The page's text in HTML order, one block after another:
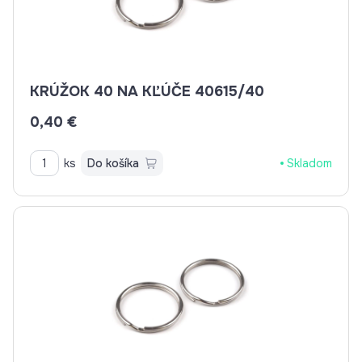
KRÚŽOK 40 NA KĽÚČE 40615/40
0,40 €
ks Do košíka Skladom